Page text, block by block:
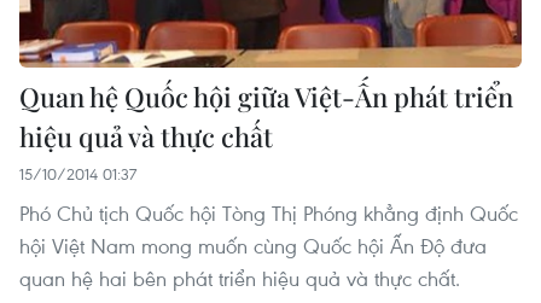
Quan hệ Quốc hội giữa Việt-Ấn phát triển
hiệu quả và thực chất
15/10/2014 01:37
Phó Chủ tịch Quốc hội Tòng Thị Phóng khẳng định Quốc
hội Việt Nam mong muốn cùng Quốc hội Ấn Độ đưa
quan hệ hai bên phát triển hiệu quả và thực chất.